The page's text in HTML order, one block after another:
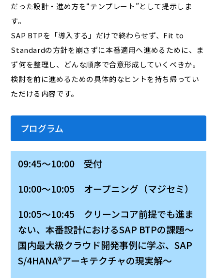
だった設計・進め方を“テンプレート”として提示しま
す。
SAP BTPを「導入する」だけで終わらせず、Fit to
Standardの方針を崩さずに本番適用へ進めるために、ま
ず何を整理し、どんな順序で合意形成していくべきか。
検討を前に進めるための具体的なヒントを持ち帰ってい
ただける内容です。
プログラム
09:45～10:00 受付
10:00～10:05 オープニング（マジセミ）
10:05～10:45 クリーンコア前提でも進ま
ない、本番設計におけるSAP BTPの課題～
国内最大級クラウド開発事例に学ぶ、SAP
S/4HANA®アーキテクチャの現実解～